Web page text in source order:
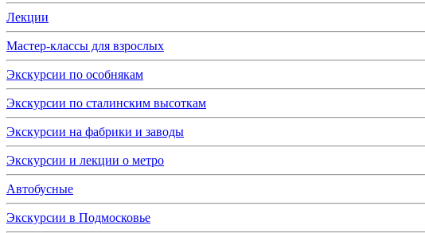
Лекции
Мастер-классы для взрослых
Экскурсии по особнякам
Экскурсии по сталинским высоткам
Экскурсии на фабрики и заводы
Экскурсии и лекции о метро
Автобусные
Экскурсии в Подмосковье